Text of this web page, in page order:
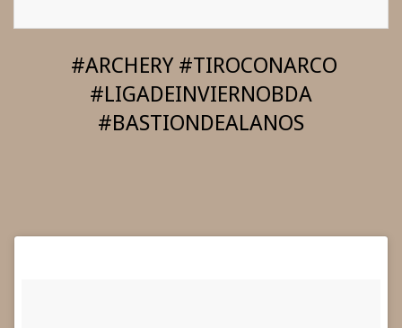
#ARCHERY #TIROCONARCO
#LIGADEINVIERNOBDA
#BASTIONDEALANOS